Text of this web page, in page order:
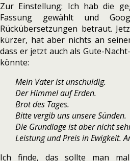
Zur Einstellung: Ich hab die
Fassung gewählt und
Rückübersetzungen betraut.
kürzer, hat aber nichts an
dass er jetzt auch als Gute-
könnte:
Mein Vater ist unschuldig.
Der Himmel auf Erden.
Brot des Tages.
Bitte vergib uns unsere Sünden.
Die Grundlage ist aber nicht
Leistung und Preis in Ewigkeit.
Ich finde, das sollte man